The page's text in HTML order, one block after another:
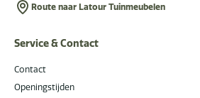
Route naar Latour Tuinmeubelen
Service & Contact
Contact
Openingstijden